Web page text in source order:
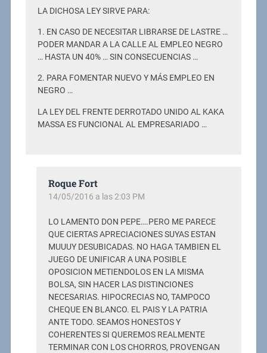
LA DICHOSA LEY SIRVE PARA:
1. EN CASO DE NECESITAR LIBRARSE DE LASTRE …
PODER MANDAR A LA CALLE AL EMPLEO NEGRO
… HASTA UN 40% … SIN CONSECUENCIAS …
2. PARA FOMENTAR NUEVO Y MÁS EMPLEO EN
NEGRO …
LA LEY DEL FRENTE DERROTADO UNIDO AL KAKA
MASSA ES FUNCIONAL AL EMPRESARIADO …
Roque Fort
14/05/2016 a las 2:03 PM
LO LAMENTO DON PEPE….PERO ME PARECE
QUE CIERTAS APRECIACIONES SUYAS ESTAN
MUUUY DESUBICADAS. NO HAGA TAMBIEN EL
JUEGO DE UNIFICAR A UNA POSIBLE
OPOSICION METIENDOLOS EN LA MISMA
BOLSA, SIN HACER LAS DISTINCIONES
NECESARIAS. HIPOCRECIAS NO, TAMPOCO
CHEQUE EN BLANCO. EL PAIS Y LA PATRIA
ANTE TODO. SEAMOS HONESTOS Y
COHERENTES SI QUEREMOS REALMENTE
TERMINAR CON LOS CHORROS, PROVENGAN